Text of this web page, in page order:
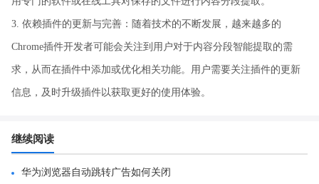
3. 依赖插件的更新与完善：随着技术的不断发展，越来越多的
Chrome插件开发者可能会关注到用户对于内容分段智能提取的需
求，从而在插件中添加或优化相关功能。用户需要关注插件的更新
信息，及时升级插件以获取更好的使用体验。
继续阅读
华为浏览器自动跳转广告如何关闭